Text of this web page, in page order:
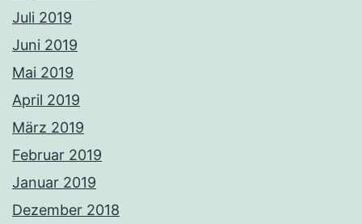
Juli 2019
Juni 2019
Mai 2019
April 2019
März 2019
Februar 2019
Januar 2019
Dezember 2018